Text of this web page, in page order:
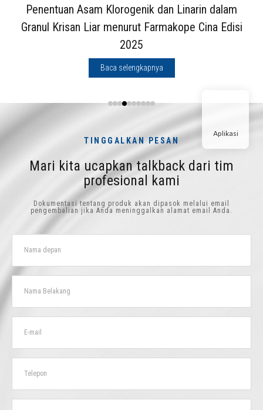
Penentuan Asam Klorogenik dan Linarin dalam
Granul Krisan Liar menurut Farmakope Cina Edisi
2025
Baca selengkapnya
TINGGALKAN PESAN
Mari kita ucapkan talkback dari tim
profesional kami
Dokumentasi tentang produk akan dipasok melalui email
pengembalian jika Anda meninggalkan alamat email Anda.
Aplikasi